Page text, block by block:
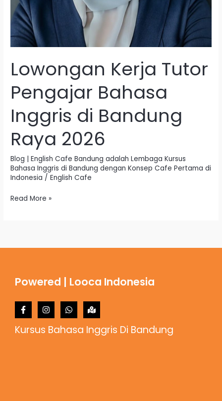
Lowongan Kerja Tutor
Pengajar Bahasa
Inggris di Bandung
Raya 2026
Blog | English Cafe Bandung adalah Lembaga Kursus
Bahasa Inggris di Bandung dengan Konsep Cafe Pertama di
Indonesia /English Cafe
Read More »
Powered | Looca Indonesia
Kursus Bahasa Inggris Di Bandung